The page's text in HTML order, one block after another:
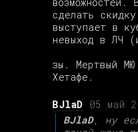
сделать
выступает в
невыход в ЛЧ
зы. Мертвый МЮ
Хетафе.
BJlaD
05 май
BJlaD, ну